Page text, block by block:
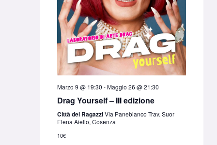
Marzo 9 @ 19:30 -Maggio 26 @ 21:30
Drag Yourself – III edizione
Città dei RagazziVia Panebianco Trav. Suor
Elena Aiello, Cosenza
10€